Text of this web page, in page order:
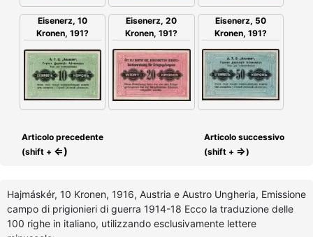
Eisenerz, 10
Kronen, 191?
Eisenerz, 20
Kronen, 191?
Eisenerz, 50
Kronen, 191?
Articolo precedente
(shift + ⇐)
Articolo successivo
(shift + ⇒)
Hajmáskér, 10 Kronen, 1916, Austria e Austro Ungheria, Emissione
campo di prigionieri di guerra 1914-18 Ecco la traduzione delle
100 righe in italiano, utilizzando esclusivamente lettere